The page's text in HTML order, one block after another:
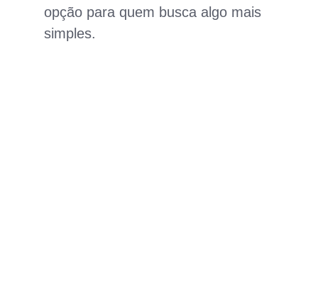
opção para quem busca algo mais
simples.